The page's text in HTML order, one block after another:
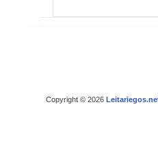
Copyright © 2026